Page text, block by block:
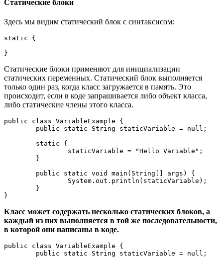
Статические блоки
Здесь мы видим статический блок с синтаксисом:
static {
}
Статические блоки применяют для инициализации
статических переменных. Статический блок выполняется
только один раз, когда класс загружается в память. Это
происходит, если в коде запрашивается либо объект класса,
либо статические члены этого класса.
public class VariableExample {
	public static String staticVariable = null;
	static {
		staticVariable = "Hello Variable";
	}
	public static void main(String[] args) {
		System.out.println(staticVariable);
	}
}
Класс может содержать несколько статических блоков, а
каждый из них выполняется в той же последовательности,
в которой они написаны в коде.
public class VariableExample {
	public static String staticVariable = null;